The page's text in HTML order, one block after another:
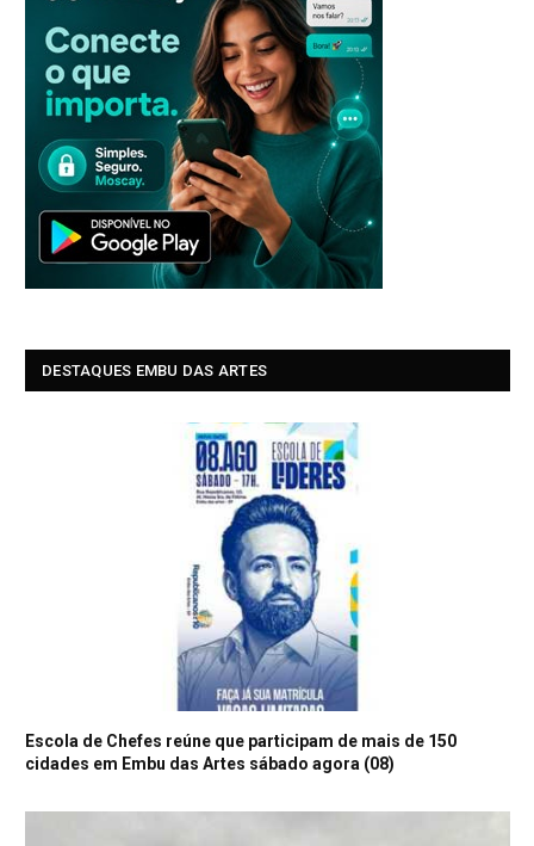
DESTAQUES EMBU DAS ARTES
Escola de Chefes reúne que participam de mais de 150
cidades em Embu das Artes sábado agora (08)